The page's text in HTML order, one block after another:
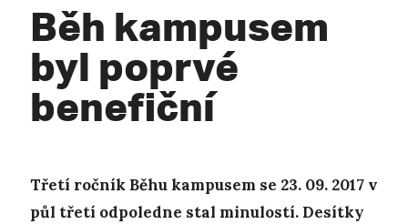
Běh kampusem
byl poprvé
benefiční
Třetí ročník Běhu kampusem se 23. 09. 2017 v
půl třetí odpoledne stal minulostí. Desítky